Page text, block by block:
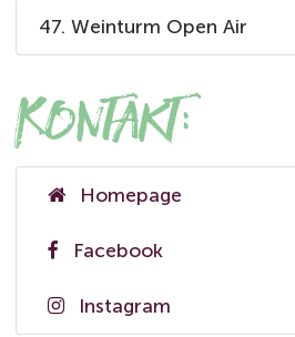
47. Weinturm Open Air
Kontakt:
Homepage
Facebook
Instagram